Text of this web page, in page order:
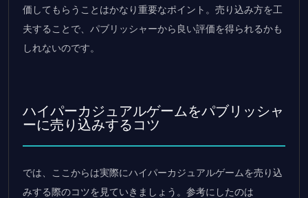
価してもらうことはかなり重要なポイント。売り込み方を工
夫することで、パブリッシャーから良い評価を得られるかも
しれないのです。
ハイパーカジュアルゲームをパブリッシャ
ーに売り込みするコツ
では、ここからは実際にハイパーカジュアルゲームを売り込
みする際のコツを見ていきましょう。参考にしたのは